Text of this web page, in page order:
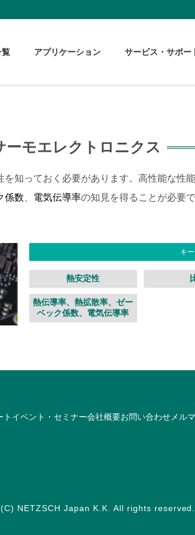
覧 アプリケーション サービス・サポー
ーモエレクトロニクス
知っておく必要があります。高性能な性
係数、 電気伝導率の知見を得ることが必要で
キ
熱安定性
熱伝導率、熱拡散率、ゼー
ベック係数、電気伝導率
ト イベント・セミナー会社概要お問い合わせ メル
NETZSCH Japan K.K. All rights reserved.